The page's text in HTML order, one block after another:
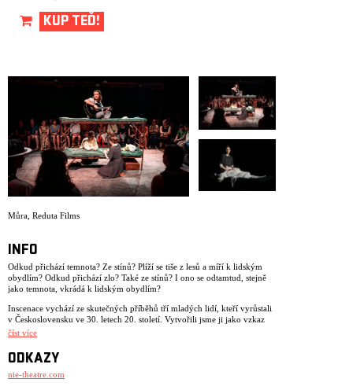
KUP TEĎ!
Můra Reduta Films
INFO
Odkud přichází temnota? Ze stínů? Plíží se tiše z lesů a míří k lidským
obydlím? Odkud přichází zlo? Také ze stínů? I ono se odtamtud, stejně
jako temnota, vkrádá k lidským obydlím?
Inscenace vychází ze skutečných příběhů tří mladých lidí, kteří vyrůstali
v Československu ve 30. letech 20. století. Vytvořili jsme ji jako vzkaz
pro nás všechny, kteří jsme 25 let pracovali, žili a dýchali v divadelním
V době premiéry naší první inscenace, v srpnu 2001, nebyli ještě někteří
ze současných členů souboru na světě. Inscenace se jmenovala Dlouhá
číst více
ODKAZY
nie-theatre.com